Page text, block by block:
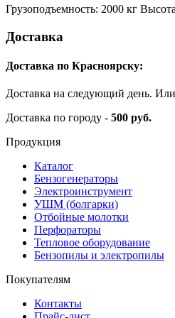
Грузоподъемность: 2000 кг
Доставка
Доставка по Красноярску:
Доставка на следующий день.
Доставка по городу - 500 руб.
Продукция
Каталог
Бензогенераторы
Электроинструмент
УШМ (болгарки)
Отбойные молотки
Перфораторы
Тепловое оборудование
Бензопилы и электропилы
Покупателям
Контакты